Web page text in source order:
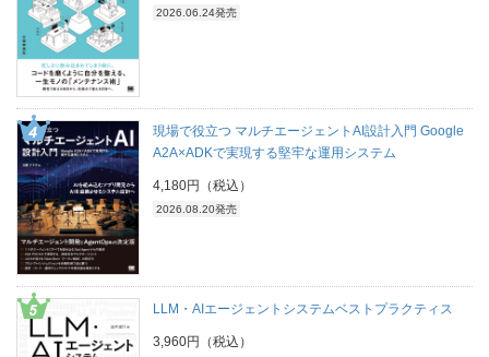
2026.06.24発売
現場で役立つ マルチエージェントAI設計入門 Google
A2A×ADKで実現する堅牢な運用システム
4,180円（税込）
2026.08.20発売
LLM・AIエージェントシステムベストプラクティス
3,960円（税込）